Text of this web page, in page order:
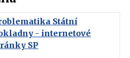
Státní
- internetové
SP